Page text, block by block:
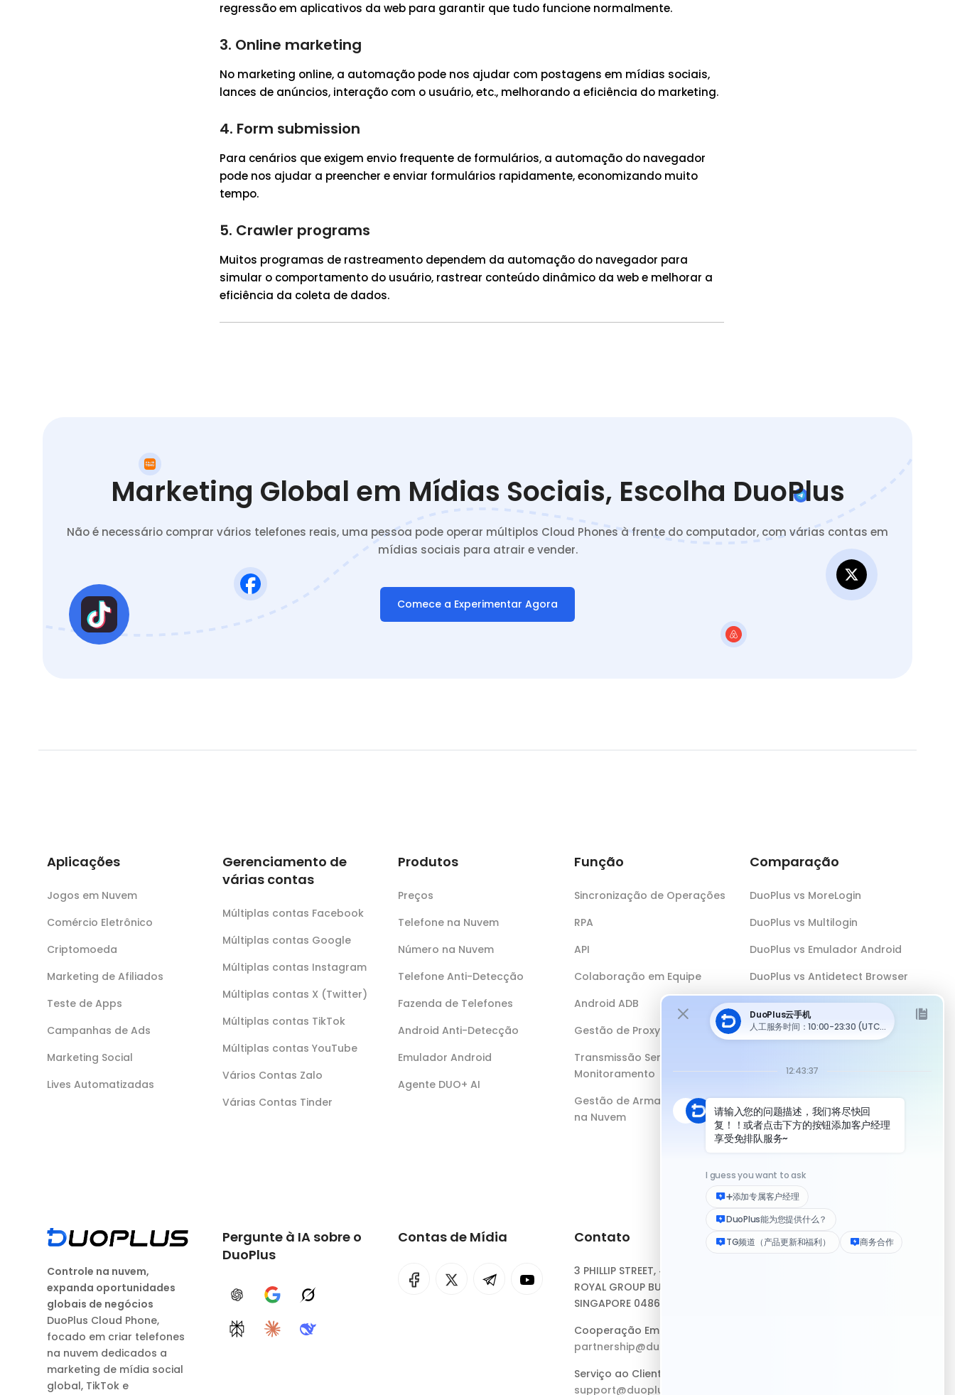
regressão em aplicativos da web para garantir que tudo funcione normalmente.
3. Online marketing
No marketing online, a automação pode nos ajudar com postagens em mídias sociais,
lances de anúncios, interação com o usuário, etc., melhorando a eficiência do marketing.
4. Form submission
Para cenários que exigem envio frequente de formulários, a automação do navegador
pode nos ajudar a preencher e enviar formulários rapidamente, economizando muito
tempo.
5. Crawler programs
Muitos programas de rastreamento dependem da automação do navegador para
simular o comportamento do usuário, rastrear conteúdo dinâmico da web e melhorar a
eficiência da coleta de dados.
Marketing Global em Mídias Sociais, Escolha DuoPlus
Não é necessário comprar vários telefones reais, uma pessoa pode operar múltiplos Cloud Phones à frente do computador, com várias contas em
mídias sociais para atrair e vender.
Comece a Experimentar Agora
Aplicações
Jogos em Nuvem
Comércio Eletrônico
Criptomoeda
Marketing de Afiliados
Teste de Apps
Campanhas de Ads
Marketing Social
Lives Automatizadas
Gerenciamento de
várias contas
Múltiplas contas Facebook
Múltiplas contas Google
Múltiplas contas Instagram
Múltiplas contas X (Twitter)
Múltiplas contas TikTok
Múltiplas contas YouTube
Vários Contas Zalo
Várias Contas Tinder
Produtos
Preços
Telefone na Nuvem
Número na Nuvem
Telefone Anti-Detecção
Fazenda de Telefones
Android Anti-Detecção
Emulador Android
Agente DUO+ AI
Função
Sincronização de Operações
RPA
API
Colaboração em Equipe
Android ADB
Gestão de Proxy
Transmissão Sem
Monitoramento
Gestão de Armazenamento
na Nuvem
Comparação
DuoPlus vs MoreLogin
DuoPlus vs Multilogin
DuoPlus vs Emulador Android
DuoPlus vs Antidetect Browser
DuoPlus vs Telefone Físico
Controle na nuvem,
expanda oportunidades
globais de negócios
DuoPlus Cloud Phone,
focado em criar telefones
na nuvem dedicados a
marketing de mídia social
global, TikTok e
Pergunte à IA sobre o
DuoPlus
ChatGPTGoogle AIGrok
PerplexityClaudeDeepSeek
Contas de Mídia Contato
3 PHILLIP STREET, #10-04,
ROYAL GROUP BUILDING,
SINGAPORE 048693
Cooperação Empresarial:
partnership@duoplus.net
Serviço ao Cliente:
support@duoplus.net
Recursos